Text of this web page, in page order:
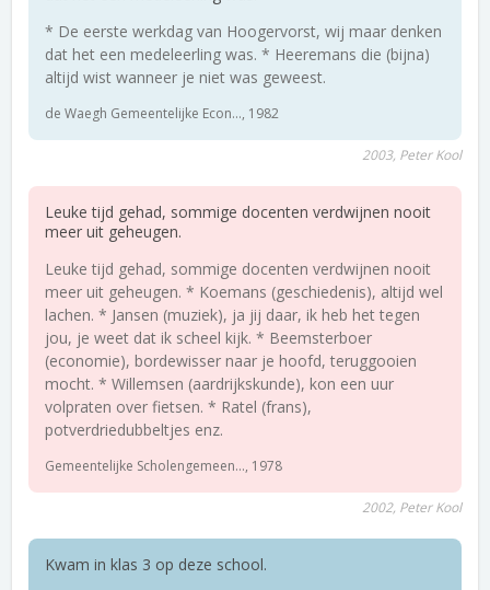
* De eerste werkdag van Hoogervorst, wij maar denken
dat het een medeleerling was. * Heeremans die (bijna)
altijd wist wanneer je niet was geweest.
de Waegh Gemeentelijke Econ..., 1982
2003, Peter Kool
Leuke tijd gehad, sommige docenten verdwijnen nooit
meer uit geheugen.
Leuke tijd gehad, sommige docenten verdwijnen nooit
meer uit geheugen. * Koemans (geschiedenis), altijd wel
lachen. * Jansen (muziek), ja jij daar, ik heb het tegen
jou, je weet dat ik scheel kijk. * Beemsterboer
(economie), bordewisser naar je hoofd, teruggooien
mocht. * Willemsen (aardrijkskunde), kon een uur
volpraten over fietsen. * Ratel (frans),
potverdriedubbeltjes enz.
Gemeentelijke Scholengemeen..., 1978
2002, Peter Kool
Kwam in klas 3 op deze school.